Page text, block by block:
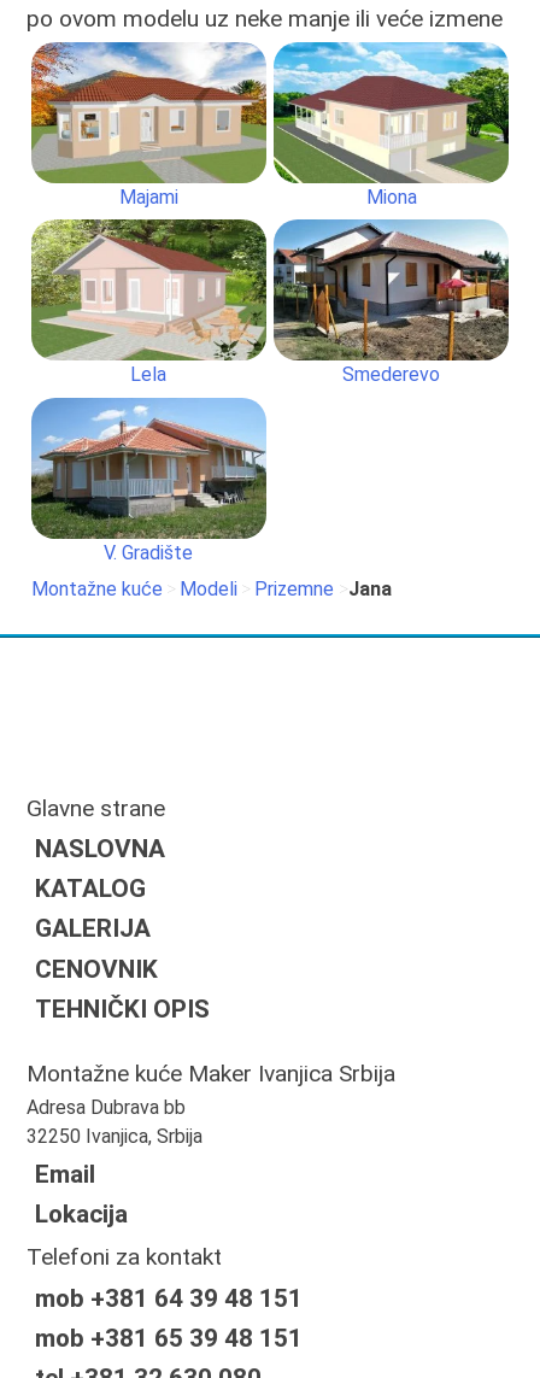
po ovom modelu uz neke manje ili veće izmene
Majami Miona
Lela Smederevo
V. Gradište
Montažne kuće > Modeli > Prizemne >Jana
Glavne strane
NASLOVNA
KATALOG
GALERIJA
CENOVNIK
TEHNIČKI OPIS
Montažne kuće Maker Ivanjica Srbija
Adresa Dubrava bb
32250 Ivanjica, Srbija
Email
Lokacija
Telefoni za kontakt
mob +381 64 39 48 151
mob +381 65 39 48 151